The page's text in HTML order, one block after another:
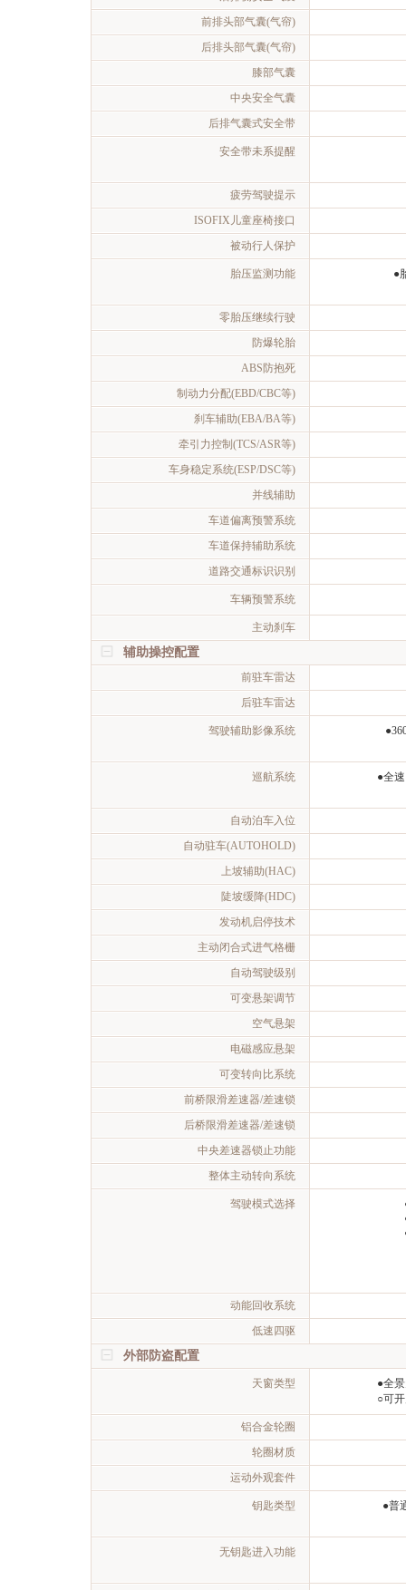
前排头部气囊(气帘)
后排头部气囊(气帘)
膝部气囊
中央安全气囊
后排气囊式安全带
安全带未系提醒
疲劳驾驶提示
ISOFIX儿童座椅接口
被动行人保护
胎压监测功能 ●
零胎压继续行驶
防爆轮胎
ABS防抱死
制动力分配(EBD/CBC等)
刹车辅助(EBA/BA等)
牵引力控制(TCS/ASR等)
车身稳定系统(ESP/DSC等)
并线辅助
车道偏离预警系统
车道保持辅助系统
道路交通标识识别
车辆预警系统
主动刹车
辅助操控配置
前驻车雷达
后驻车雷达
驾驶辅助影像系统
巡航系统 ●全
自动泊车入位
自动驻车(AUTOHOLD)
上坡辅助(HAC)
陡坡缓降(HDC)
发动机启停技术
主动闭合式进气格栅
自动驾驶级别
可变悬架调节
空气悬架
电磁感应悬架
可变转向比系统
前桥限滑差速器/差速锁
后桥限滑差速器/差速锁
中央差速器锁止功能
整体主动转向系统
驾驶模式选择
动能回收系统
低速四驱
外部防盗配置
天窗类型
●全
○可
铝合金轮圈
轮圈材质
运动外观套件
钥匙类型 ●普
无钥匙进入功能